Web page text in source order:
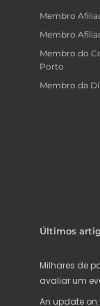
Membro
Membro
Membro do
Porto
Membro da
Últimos
Milhares de
avaliar um
An update